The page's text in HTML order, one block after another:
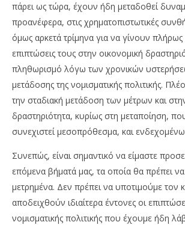
πάρει ως τώρα, έχουν ήδη μεταδοθεί
προανέφερα, στις χρηματοπιστωτικές
όμως αρκετά τρίμηνα για να γίνουν πλήρως
επιπτώσεις τους στην οικονομική
πληθωρισμό λόγω των χρονικών
μετάδοσης της νομισματικής πολιτικής.
την σταδιακή μετάδοση των μέτρων και
δραστηριότητα, κυρίως στη μεταποίηση,
συνεχιστεί μεσοπρόθεσμα, και
Συνεπώς, είναι σημαντικό να είμαστε
επόμενα βήματά μας, τα οποία θα πρέπει να
μετρημένα. Δεν πρέπει να υποτιμούμε τον
αποδειχθούν ιδιαίτερα έντονες οι
νομισματικής πολιτικής που έχουμε ήδη